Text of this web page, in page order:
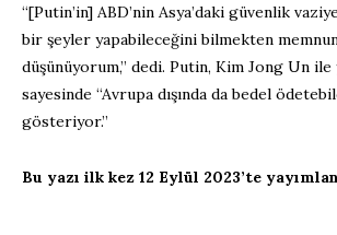
“[Putin’in] ABD’nin Asya’daki güvenlik
bir şeyler yapabileceğini bilmekten
düşünüyorum,” dedi. Putin, Kim Jong Un ile
sayesinde “Avrupa dışında da bedel
gösteriyor.”
Bu yazı ilk kez 12 Eylül 2023’te